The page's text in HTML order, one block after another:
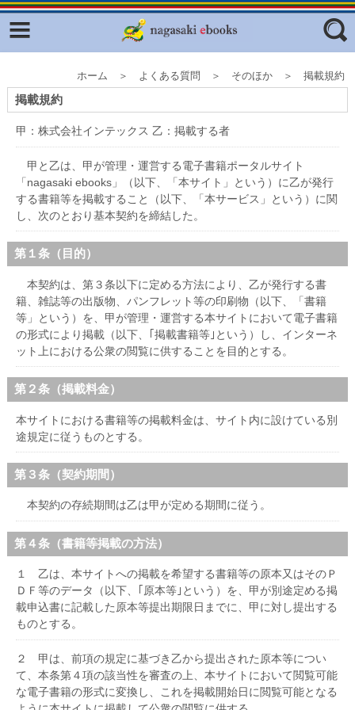
フリーワード
ジャンル
エリア
ホーム ＞ よくある質問 ＞ そのほか ＞ 掲載規約
掲載規約
甲：株式会社インテックス 乙：掲載する者
甲と乙は、甲が管理・運営する電子書籍ポータルサイト
「nagasaki ebooks」（以下、「本サイト」という）に乙が発行
する書籍等を掲載すること（以下、「本サービス」という）に関
し、次のとおり基本契約を締結した。
第１条（目的）
本契約は、第３条以下に定める方法により、乙が発行する書
籍、雑誌等の出版物、パンフレット等の印刷物（以下、「書籍
等」という）を、甲が管理・運営する本サイトにおいて電子書籍
の形式により掲載（以下、｢掲載書籍等｣という）し、インターネ
ット上における公衆の閲覧に供することを目的とする。
第２条（掲載料金）
本サイトにおける書籍等の掲載料金は、サイト内に設けている別
途規定に従うものとする。
第３条（契約期間）
本契約の存続期間は乙は甲が定める期間に従う。
第４条（書籍等掲載の方法）
１ 乙は、本サイトへの掲載を希望する書籍等の原本又はそのＰ
ＤＦ等のデータ（以下、｢原本等｣という）を、甲が別途定める掲
載申込書に記載した原本等提出期限日までに、甲に対し提出する
ものとする。
２ 甲は、前項の規定に基づき乙から提出された原本等につい
て、本条第４項の該当性を審査の上、本サイトにおいて閲覧可能
な電子書籍の形式に変換し、これを掲載開始日に閲覧可能となる
Facebook
ふくいろキラリプロジェクト
東京観光デジタルパンフレットギャ
ラリー（TOKYO Brochures）
復興応援企画
はじめてご利用される方へ
コンテンツ
広報誌ナビ
明治日本の産業革命遺産
長崎と天草地方の潜伏キリシタン
関連遺産
大学・専門学校ナビ
ハイスクールナビ
小・中学校ナビ
いきebooks
ながよebooks
ごとうebooks
おおむらebooks
みなみしまばらebooks
はさみebooks
ながさき市ebooks
さいかいイーブックス
長崎MICE観光マップ